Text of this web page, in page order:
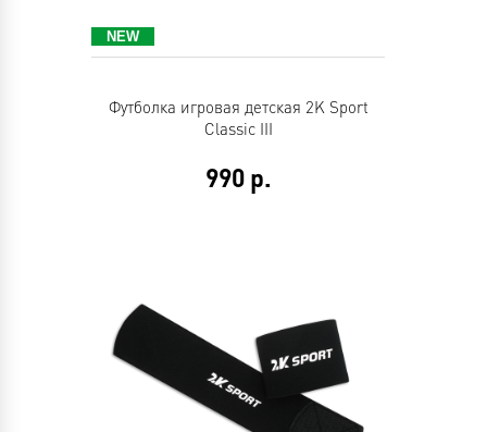
Футболка игровая детская 2K Sport
Classic III
990р.